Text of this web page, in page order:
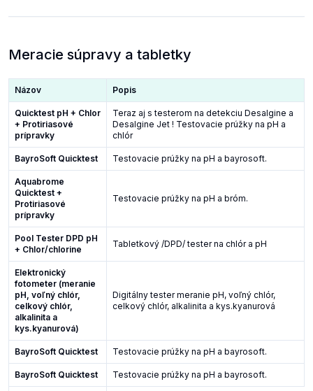
Meracie súpravy a tabletky
Názov Popis
Quicktest pH + Chlor
+ Protiriasové
prípravky
Teraz aj s testerom na detekciu Desalgine a
Desalgine Jet ! Testovacie prúžky na pH a
chlór
BayroSoft Quicktest Testovacie prúžky na pH a bayrosoft.
Aquabrome
Quicktest +
Protiriasové
prípravky
Testovacie prúžky na pH a bróm.
Pool Tester DPD pH
+ Chlor/chlorine
Tabletkový /DPD/ tester na chlór a pH
Elektronický
fotometer (meranie
pH, voľný chlór,
celkový chlór,
alkalinita a
kys.kyanurová)
Digitálny tester meranie pH, voľný chlór,
celkový chlór, alkalinita a kys.kyanurová
BayroSoft Quicktest Testovacie prúžky na pH a bayrosoft.
BayroSoft Quicktest Testovacie prúžky na pH a bayrosoft.